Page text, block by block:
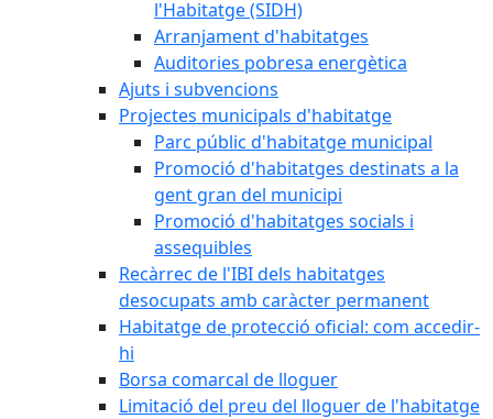
l'Habitatge (SIDH)
Arranjament d'habitatges
Auditories pobresa energètica
Ajuts i subvencions
Projectes municipals d'habitatge
Parc públic d'habitatge municipal
Promoció d'habitatges destinats a la
gent gran del municipi
Promoció d'habitatges socials i
assequibles
Recàrrec de l'IBI dels habitatges
desocupats amb caràcter permanent
Habitatge de protecció oficial: com accedir-
hi
Borsa comarcal de lloguer
Limitació del preu del lloguer de l'habitatge